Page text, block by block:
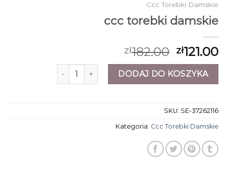
Ccc Torebki Damskie
ccc torebki damskie
zł182.00 zł121.00
ilość ccc torebki damskieDODAJ DO KOSZYKA
SKU: SE-37262116
Kategoria: Ccc Torebki Damskie